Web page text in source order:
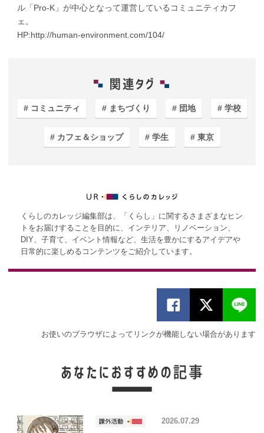
ル「Pro-K」が中心となって運営しているコミュニティカフ
ェ。
HP:http://human-environment.com/104/
コミュニティ まちづくり 団地 学校
カフェ＆ショップ 学生 東京
くらしのカレッジ編集部は、「くらし」に関するさまざまなヒン
トをお届けすることを目的に、インテリア、リノベーション、
DIY、子育て、イベント情報など、生活を豊かにするアイデアや
日常的に楽しめるコンテンツをご紹介しています。
お使いのブラウザによってリンクが機能しない場合があります
2026.07.29